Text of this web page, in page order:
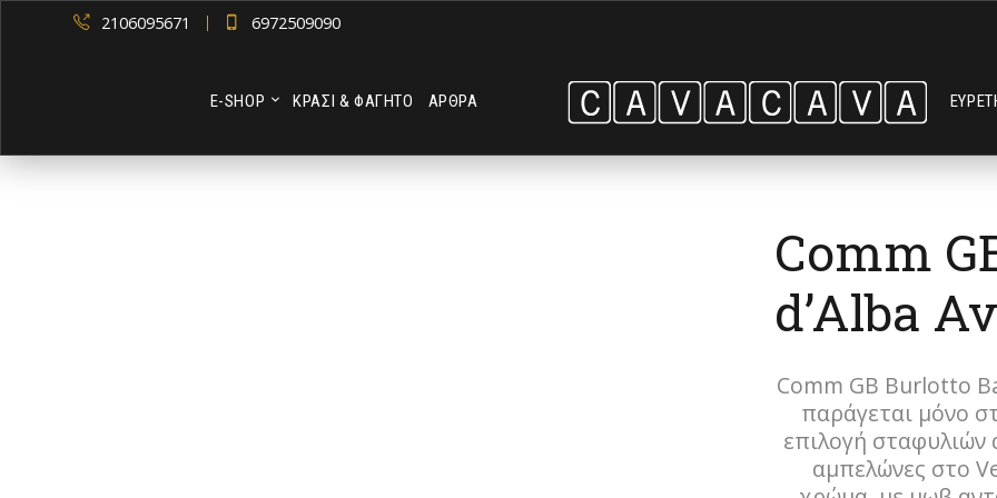
2106095671 6972509090
Ε-SHOP ΚΡΑΣΙ & ΦΑΓΗΤΟ ΑΡΘΡΑ
Comm
d’Alba
Comm GB Burlotto
παράγεται μόνο
επιλογή
αμπελώνες στο